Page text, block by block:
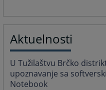
Aktuelnosti
U Tužilaštvu Brčko
upoznavanje sa
Notebook